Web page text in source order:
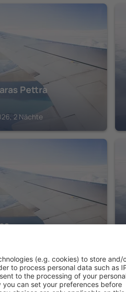
Pettra
2 Nächte